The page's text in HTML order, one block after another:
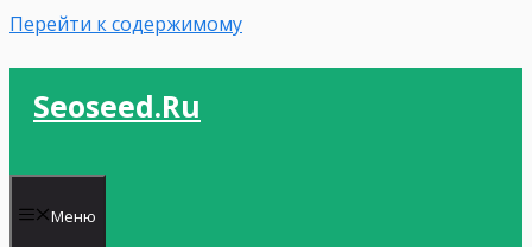
Перейти к содержимому
Seoseed.ru
Меню